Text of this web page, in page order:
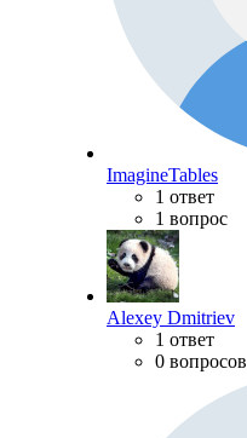
ImagineTables
1 ответ
1 вопрос
Alexey Dmitriev
1 ответ
0 вопросов